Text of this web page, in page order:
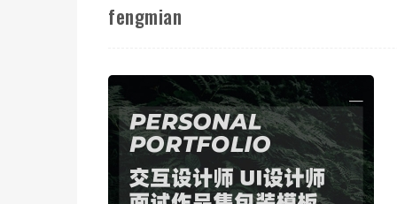
fengmian